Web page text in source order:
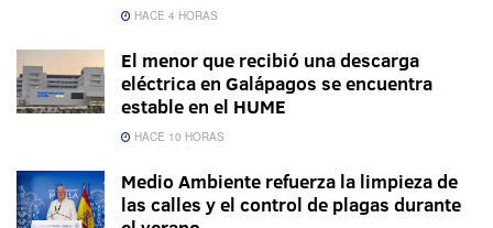
HACE 4 HORAS
El menor que recibió una descarga
eléctrica en Galápagos se encuentra
estable en el HUME
HACE 10 HORAS
Medio Ambiente refuerza la limpieza de
las calles y el control de plagas durante